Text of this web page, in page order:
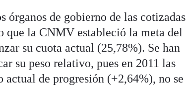
órganos de gobierno de las cotizadas
que la CNMV estableció la meta del
su cuota actual (25,78%). Se han
su peso relativo, pues en 2011 las
de progresión (+2,64%), no se